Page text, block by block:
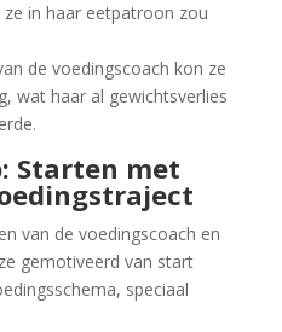
in haar eetpatroon zou
de voedingscoach kon ze
wat haar al gewichtsverlies
Starten met
van de voedingscoach en
gemotiveerd van start
speciaal